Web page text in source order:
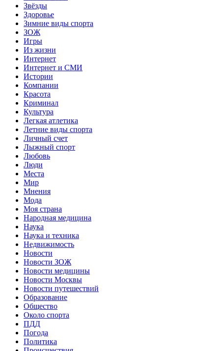
Звёзды
Здоровье
Зимние виды спорта
ЗОЖ
Игры
Из жизни
Интернет
Интернет и СМИ
Истории
Компании
Красота
Криминал
Культура
Легкая атлетика
Летние виды спорта
Личный счет
Лыжный спорт
Любовь
Люди
Места
Мир
Мнения
Мода
Моя страна
Народная медицина
Наука
Наука и техника
Недвижимость
Новости
Новости ЗОЖ
Новости медицины
Новости Москвы
Новости путешествий
Образование
Общество
Около спорта
ПДД
Погода
Политика